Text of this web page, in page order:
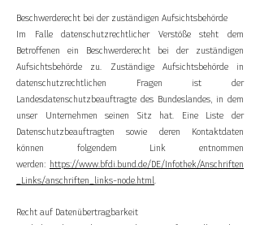
Beschwerderecht bei der zuständigen Aufsichtsbehörde
Im Falle datenschutzrechtlicher Verstöße steht dem
Betroffenen ein Beschwerderecht bei der zuständigen
Aufsichtsbehörde zu. Zuständige Aufsichtsbehörde in
datenschutzrechtlichen Fragen ist der
Landesdatenschutzbeauftragte des Bundeslandes, in dem
unser Unternehmen seinen Sitz hat. Eine Liste der
Datenschutzbeauftragten sowie deren Kontaktdaten
können folgendem Link entnommen
werden: https://www.bfdi.bund.de/DE/Infothek/Anschriften
_Links/anschriften_links-node.html
Recht auf Datenübertragbarkeit